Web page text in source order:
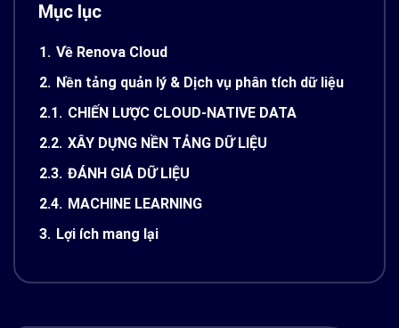
Mục lục
1. Về Renova Cloud
2. Nền tảng quản lý & Dịch vụ phân tích dữ liệu
2.1. CHIẾN LƯỢC CLOUD-NATIVE DATA
2.2. XÂY DỰNG NỀN TẢNG DỮ LIỆU
2.3. ĐÁNH GIÁ DỮ LIỆU
2.4. MACHINE LEARNING
3. Lợi ích mang lại